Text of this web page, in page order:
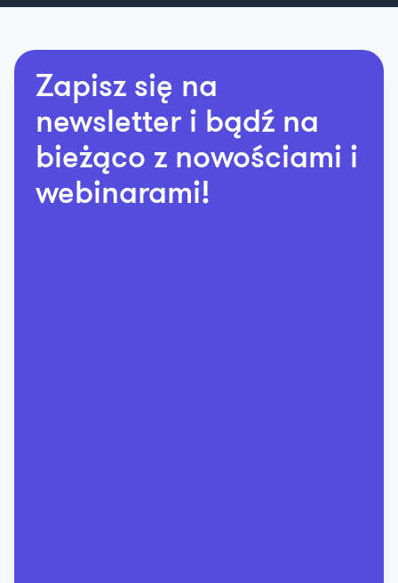
Zapisz się na
newsletter i bądź na
bieżąco z nowościami i
webinarami!